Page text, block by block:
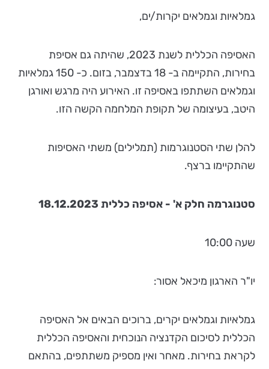
גמלאיות וגמלאים יקרות/ים,
האסיפה הכללית לשנת 2023, שהיתה גם אסיפת
בחירות, התקיימה ב- 18 בדצמבר, בזום. כ- 150 גמלאיות
וגמלאים השתתפו באסיפה זו. האירוע היה מרגש ואורגן
היטב, בעיצומה של תקופת המלחמה הקשה הזו.
להלן שתי הסטנוגרמות (תמלילים) משתי האסיפות
שהתקיימו ברצף.
סטנוגרמה חלק א' - אסיפה כללית 18.12.2023
שעה 10:00
יו"ר הארגון מיכאל אסור:
גמלאיות וגמלאים יקרים, ברוכים הבאים אל האסיפה
הכללית לסיכום הקדנציה הנוכחית והאסיפה הכללית
לקראת בחירות. מאחר ואין מספיק משתתפים, בהתאם